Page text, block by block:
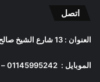
اتصل
العنوان : 13 شارع الشيخ صالح موسي – الدقي – الجيزة – مصر
الموبايل : 01145995242
–